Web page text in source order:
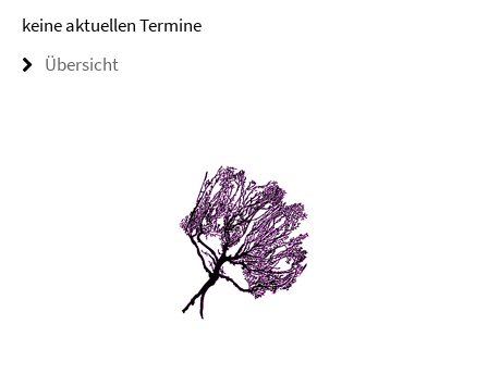
keine aktuellen Termine
Übersicht